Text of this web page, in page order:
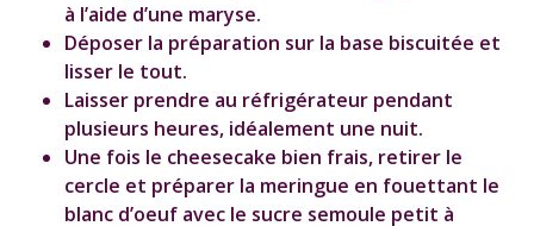
à l’aide d’une maryse.
Déposer la préparation sur la base biscuitée et
lisser le tout.
Laisser prendre au réfrigérateur pendant
plusieurs heures, idéalement une nuit.
Une fois le cheesecake bien frais, retirer le
cercle et préparer la meringue en fouettant le
blanc d’oeuf avec le sucre semoule petit à